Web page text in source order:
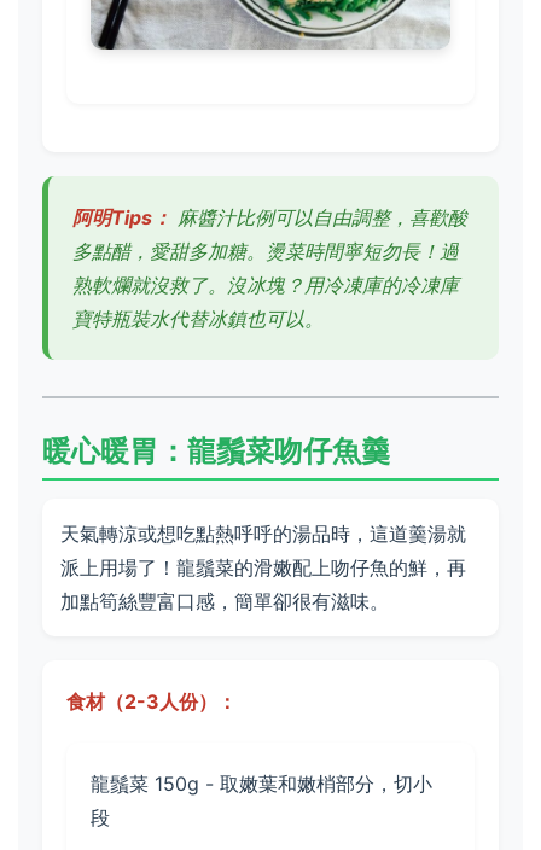
阿明Tips： 麻醬汁比例可以自由調整，喜歡酸
多點醋，愛甜多加糖。燙菜時間寧短勿長！過
熟軟爛就沒救了。沒冰塊？用冷凍庫的冷凍庫
寶特瓶裝水代替冰鎮也可以。
暖心暖胃：龍鬚菜吻仔魚羹
天氣轉涼或想吃點熱呼呼的湯品時，這道羹湯就
派上用場了！龍鬚菜的滑嫩配上吻仔魚的鮮，再
加點筍絲豐富口感，簡單卻很有滋味。
食材（2-3人份）：
龍鬚菜 150g - 取嫩葉和嫩梢部分，切小
段